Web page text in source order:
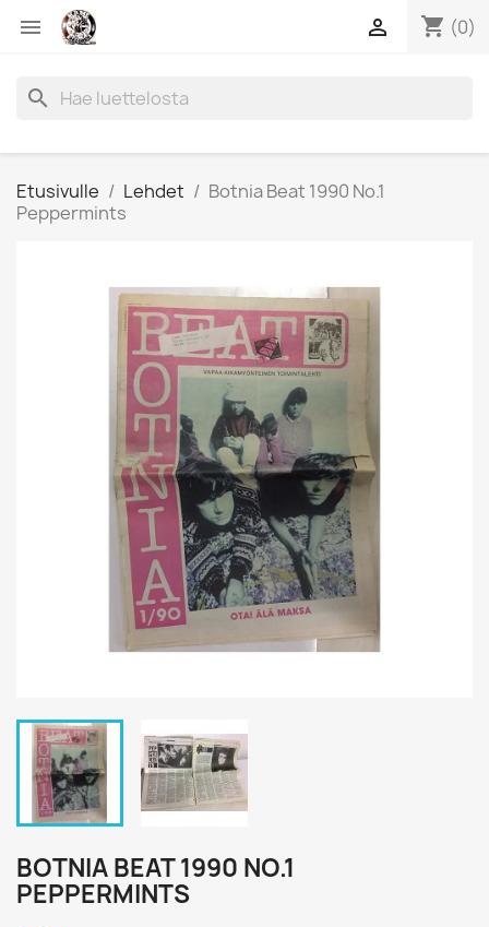
 shopping_cart (0)

search
Etusivulle Lehdet
Botnia Beat 1990 No.1
Peppermints
BOTNIA BEAT 1990 NO.1
PEPPERMINTS